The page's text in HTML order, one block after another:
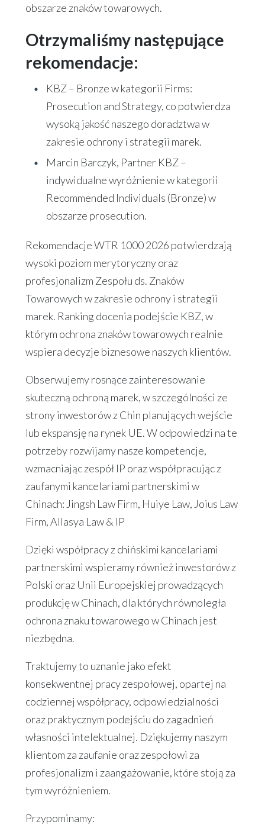
obszarze znaków towarowych.
Otrzymaliśmy następujące
rekomendacje:
KBZ – Bronze w kategorii Firms:
Prosecution and Strategy, co potwierdza
wysoką jakość naszego doradztwa w
zakresie ochrony i strategii marek.
Marcin Barczyk, Partner KBZ –
indywidualne wyróżnienie w kategorii
Recommended Individuals (Bronze) w
obszarze prosecution.
Rekomendacje WTR 1000 2026 potwierdzają
wysoki poziom merytoryczny oraz
profesjonalizm Zespołu ds. Znaków
Towarowych w zakresie ochrony i strategii
marek. Ranking docenia podejście KBZ, w
którym ochrona znaków towarowych realnie
wspiera decyzje biznesowe naszych klientów.
Obserwujemy rosnące zainteresowanie
skuteczną ochroną marek, w szczególności ze
strony inwestorów z Chin planujących wejście
lub ekspansję na rynek UE. W odpowiedzi na te
potrzeby rozwijamy nasze kompetencje,
wzmacniając zespół IP oraz współpracując z
zaufanymi kancelariami partnerskimi w
Chinach: Jingsh Law Firm, Huiye Law, Joius Law
Firm, Allasya Law & IP
Dzięki współpracy z chińskimi kancelariami
partnerskimi wspieramy również inwestorów z
Polski oraz Unii Europejskiej prowadzących
produkcję w Chinach, dla których równoległa
ochrona znaku towarowego w Chinach jest
niezbędna.
Traktujemy to uznanie jako efekt
konsekwentnej pracy zespołowej, opartej na
codziennej współpracy, odpowiedzialności
oraz praktycznym podejściu do zagadnień
własności intelektualnej. Dziękujemy naszym
klientom za zaufanie oraz zespołowi za
profesjonalizm i zaangażowanie, które stoją za
tym wyróżnieniem.
Przypominamy: